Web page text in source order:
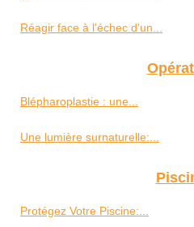
Réagir face à l'échec d'un...
Blépharoplastie : une...
Une lumière surnaturelle:...
Protégez Votre Piscine:...